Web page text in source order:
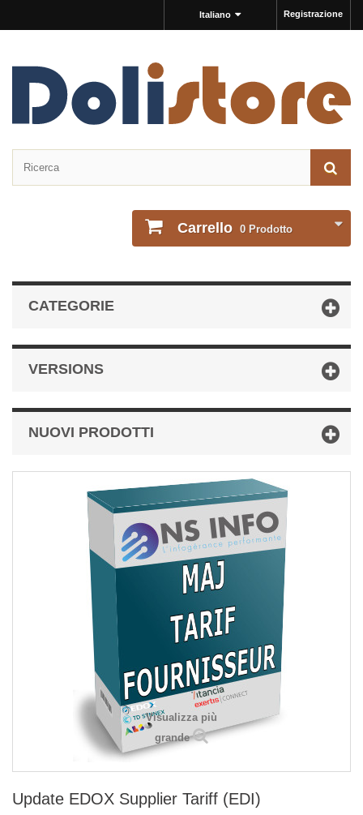
Registrazione
Italiano
Carrello 0 Prodotto
CATEGORIE
VERSIONS
NUOVI PRODOTTI
Visualizza più
grande
Update EDOX Supplier Tariff (EDI)